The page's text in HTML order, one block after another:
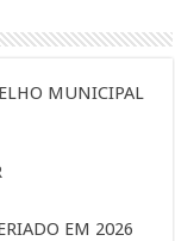
MUNICIPAL
EM 2026